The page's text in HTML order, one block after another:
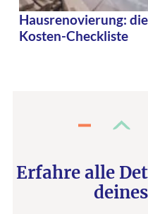
Hausrenovierung: die
Kosten-Checkliste
Erfahre alle